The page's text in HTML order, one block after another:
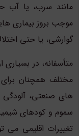
مانند سرب، یا آب
موجب بروز بیماری
گوارشی، یا حتی
متأسفانه، در بسیاری
مختلف همچنان
های صنعتی، آلودگی
سموم و کودهای
تغییرات اقلیمی می